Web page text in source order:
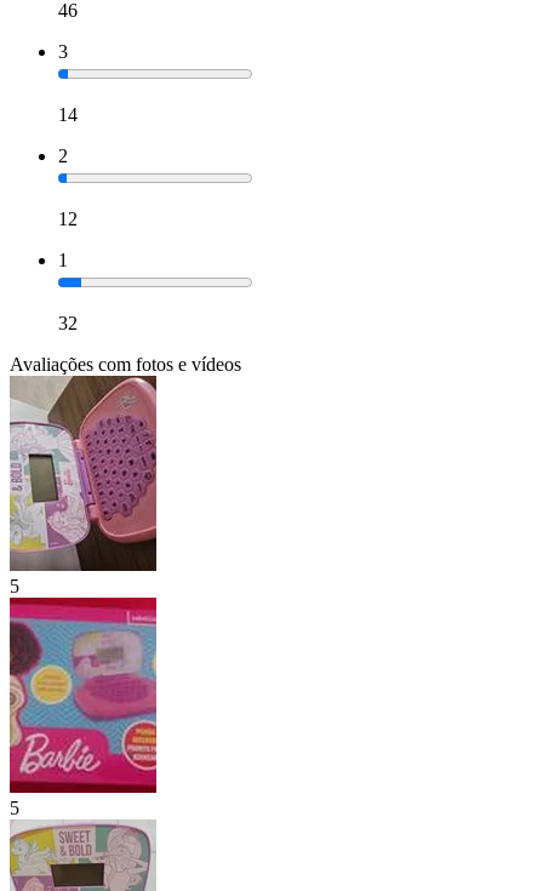
46
3
14
2
12
1
32
Avaliações com fotos e vídeos
5
5